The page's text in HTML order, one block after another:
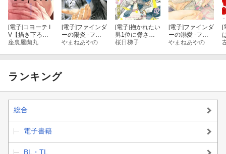
[電子]コヨーテ I
V【描き下ろし
漫画付き電子限
座裏屋蘭丸
[電子]ファインダ
ーの陽炎 -ファ
インダーシリー
やまねあやの
[電子]抱かれたい
男1位に脅され
ています。 9
桜日梯子
[電子]ファインダ
ーの溺愛 -ファ
インダーシリー
やまねあやの
[
ランキング
総合
電子書籍
BL・TL